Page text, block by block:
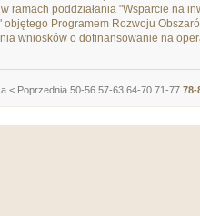
ramach poddziałania "Wsparcie na
objętego Programem Rozwoju
wniosków o dofinansowanie na
< Poprzednia 50-56 57-63 64-70 71-77 78-